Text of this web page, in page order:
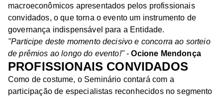
macroeconômicos apresentados pelos profissionais
convidados, o que torna o evento um instrumento de
governança indispensável para a Entidade.
"Participe deste momento decisivo e concorra ao sorteio
de prêmios ao longo do evento!"-Ocione Mendonça
PROFISSIONAIS CONVIDADOS
Como de costume, o Seminário contará com a
participação de especialistas reconhecidos no segmento